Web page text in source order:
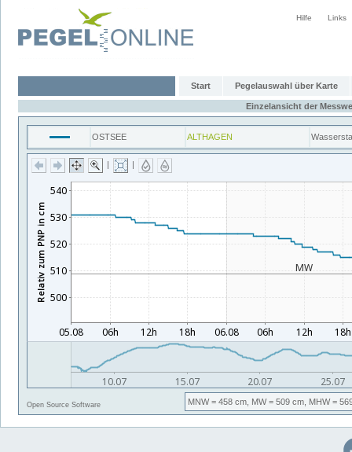
Hilfe Links
Start Pegelauswahl über Karte
Einzelansicht der
OSTSEE ALTHAGEN
| |
Open Source Software MNW= 458 cm, MW= 509 cm, MHW=